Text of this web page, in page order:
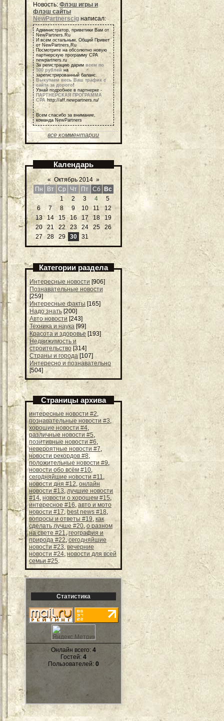
Новость: Флэш игры и
флэш сайты
NewPartnerscig написал:
Администратор, приветики Вам от
NewPartners.Ru
И всем остальным, Общий Привет
от NewPartners.Ru
Посмотрите на обсолютно новую
партнерскую программу СРА
newpartners.ru
За регистрацию дарим всем по
500 рублей на
зарегистрированный баланс.
Выкупаем весь Ваш трафик с
сайта за дорого!
Узнай подробнее в партнерке -
ПАРТНЕРСКАЯ ПРОГРАММА
СРА http://aff.newpartners.ru/
Всем спасибо за внимание,
команда NewPartners
все комментарии
Календарь
« Октябрь 2014 »
Пн
Вт Ср Чт Пт Сб Вс
1
2 3 4
5
6
7 8 9 10 11
12
13
14 15 16 17 18
19
20
21 22 23 24 25
26
27
28 29 30 31
Категории раздела
Интересные новости [906]
Познавательные новости
[259]
Интересные факты [165]
Надо знать [200]
Авто новости [243]
Техника и наука [99]
Красота и здоровье [193]
Недвижимость и
строительство [314]
Страны и города [107]
Интересно и познавательно
[504]
Страницы архива
интересные новости #2
познавательные новости #3
хорошие новости #4
различные новости #5
позитивные новости #6
невероятные новости #7
новости рекордов #8
положительные новости #9
новости обо всём #10
сегодняйшие новости #11
новости дня #12 онлайн
новости #13 лучшие новости
#14, новости о хорошем #15
интересное #16 авто и мото
новости #17 best news #18
вопросы и ответы #19 как
сделать лучше #20 о разном
на свете #21 ,география и
природа #22 ,сегодняйшие
новости #23, вечерние
новости #24, новости для всей
семьи #25
Статистика
Онлайн всего: 4
Гостей: 4
Пользователей: 0